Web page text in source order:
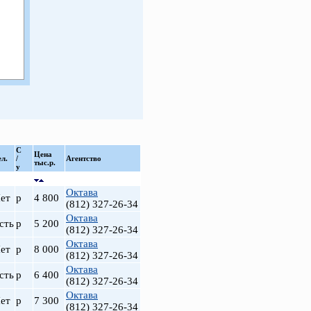
С
/
у
Цена
тыс.р.
Агентство
р 4 800
Октава
(812) 327-26-34
р 5 200
Октава
(812) 327-26-34
р 8 000
Октава
(812) 327-26-34
р 6 400
Октава
(812) 327-26-34
р 7 300
Октава
(812) 327-26-34